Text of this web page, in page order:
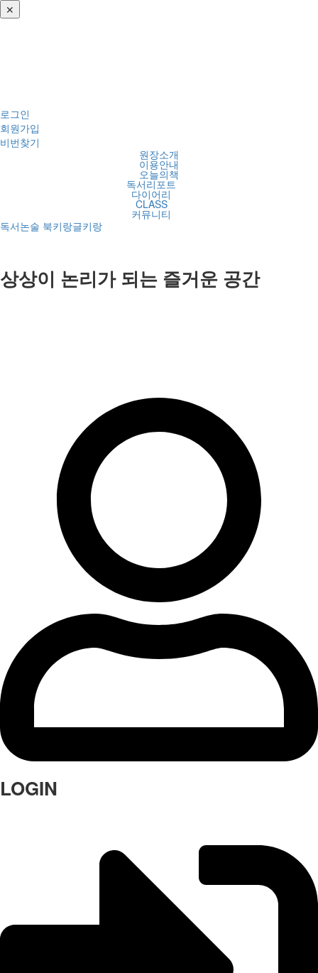
✕
로그인
회원가입
비번찾기
원장소개
이용안내
오늘의책
독서리포트
다이어리
CLASS
커뮤니티
독서논술 북키랑글키랑
상상이 논리가 되는 즐거운 공간
LOGIN